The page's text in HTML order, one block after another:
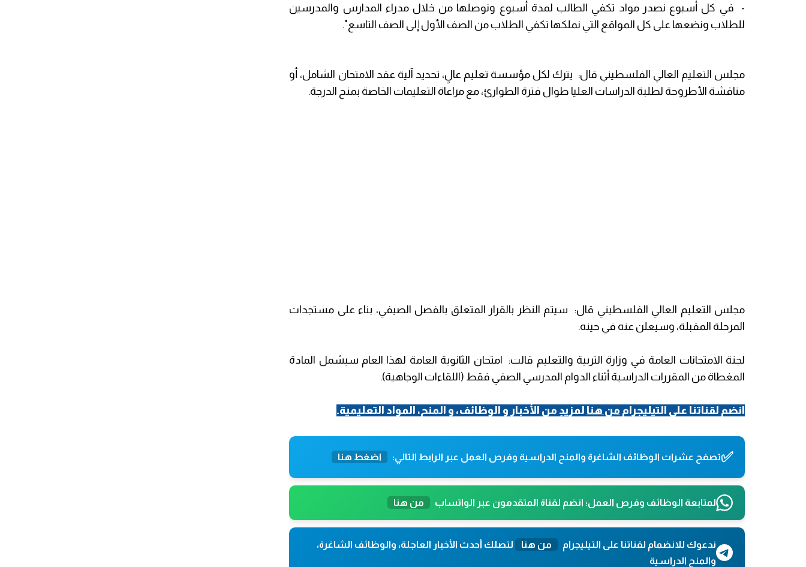
- في كل أسبوع نصدر مواد تكفي الطالب لمدة أسبوع ونوصلها من خلال مدراء المدارس والمدرسين
للطلاب ونضعها على كل المواقع التي نملكها تكفي الطلاب من الصف الأول إلى الصف التاسع".
مجلس التعليم العالي الفلسطيني قال: يترك لكل مؤسسة تعليم عالٍ، تحديد آلية عقد الامتحان الشامل، أو
مناقشة الأطروحة لطلبة الدراسات العليا طوال فترة الطوارئ، مع مراعاة التعليمات الخاصة بمنح الدرجة.
مجلس التعليم العالي الفلسطيني قال: سيتم النظر بالقرار المتعلق بالفصل الصيفي، بناء على مستجدات
المرحلة المقبلة، وسيعلن عنه في حينه.
لجنة الامتحانات العامة في وزارة التربية والتعليم قالت: امتحان الثانوية العامة لهذا العام سيشمل المادة
المغطاة من المقررات الدراسية أثناء الدوام المدرسي الصفي فقط (اللقاءات الوجاهية).
انضم لقناتنا على التيليجرام من هنا لمزيدٍ من الأخبار و الوظائف، و المنح، المواد التعليمية.
✅تصفح عشرات الوظائف الشاغرة والمنح الدراسية وفرص العمل عبر الرابط التالي: اضغط هنا
لمتابعة الوظائف وفرص العمل؛ انضم لقناة المتقدمون عبر الواتساب من هنا
ندعوك للانضمام لقناتنا على التيليجرام من هنا
لتصلك أحدث الأخبار العاجلة، والوظائف الشاغرة،
والمنح الدراسية